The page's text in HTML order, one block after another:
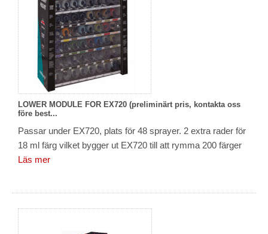
LOWER MODULE FOR EX720 (preliminärt pris, kontakta oss
före best...
Passar under EX720, plats för 48 sprayer. 2 extra rader för
18 ml färg vilket bygger ut EX720 till att rymma 200 färger
Läs mer